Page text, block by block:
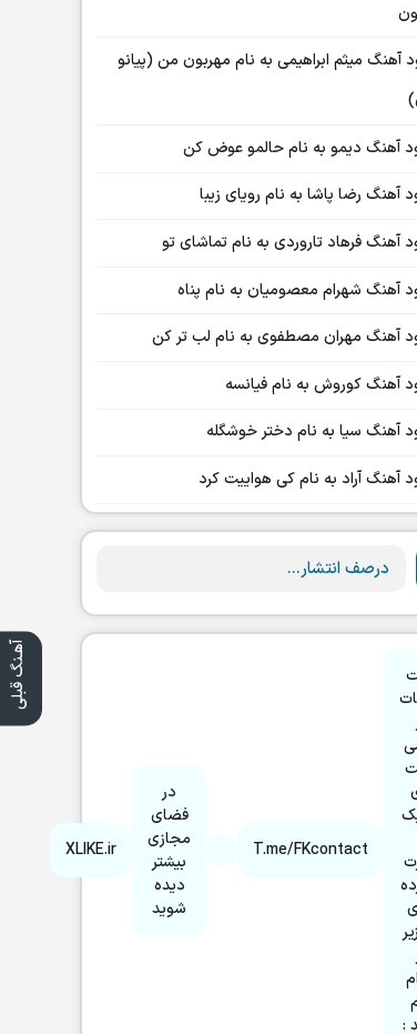
آهـنگ قبلی
آهنگ میثم ابراهیمی به نام مهربون من (پیانو
آهنگ دیمو به نام حالمو عوض کن
آهنگ رضا پاشا به نام رویای زیبا
آهنگ فرهاد تاروردی به نام تماشای تو
آهنگ شهرام معصومیان به نام پناه
آهنگ مهران مصطفوی به نام لب تر کن
آهنگ کوروش به نام فیانسه
آهنگ سیا به نام دختر خوشگله
آهنگ آراد به نام کی هواییت کرد
درصف انتشار...
:
T.me/FKcontact
در
فضای
مجازی
بیشتر
دیده
شوید
XLIKE.ir